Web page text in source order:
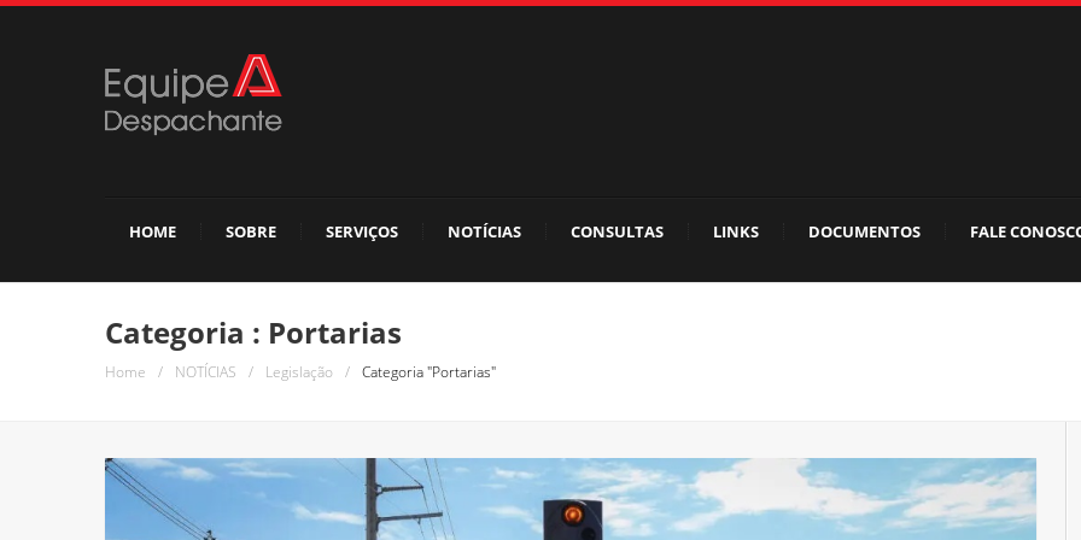
HOME SOBRE SERVIÇOS NOTÍCIAS CONSULTAS LINKS DOCUMENTOS FALE
Categoria : Portarias
Home / NOTÍCIAS / Legislação / Categoria "Portarias"